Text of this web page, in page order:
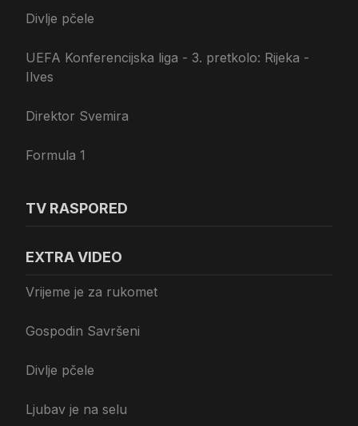
Divlje pčele
UEFA Konferencijska liga - 3. pretkolo: Rijeka -
Ilves
Direktor Svemira
Formula 1
TV RASPORED
EXTRA VIDEO
Vrijeme je za rukomet
Gospodin Savršeni
Divlje pčele
Ljubav je na selu